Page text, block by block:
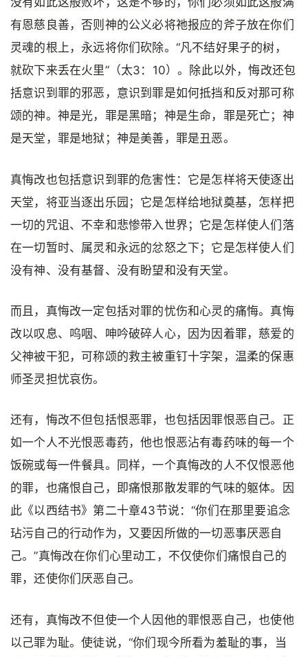
有恩慈良善，否则神的公义必将祂报应的斧子放在你们
灵魂的根上，永远将你们砍除。“凡不结好果子的树，
就砍下来丢在火里”（太3：10）。除此以外，悔改还包
括意识到罪的邪恶，意识到罪是如何抵挡和反对那可称
颂的神。神是光，罪是黑暗；神是生命，罪是死亡；神
是天堂，罪是地狱；神是美善，罪是丑恶。
真悔改也包括意识到罪的危害性：它是怎样将天使逐出
天堂，将亚当逐出乐园；它是怎样给地狱奠基，怎样把
一切的咒诅、不幸和悲惨带入世界；它是怎样使人们落
在一切暂时、属灵和永远的忿怒之下；它是怎样使人们
没有神、没有基督、没有盼望和没有天堂。
而且，真悔改一定包括对罪的忧伤和心灵的痛悔。真悔
改以叹息、呜咽、呻吟破碎人心，因为因着罪，慈爱的
父神被干犯，可称颂的救主被重钉十字架，温柔的保惠
师圣灵担忧哀伤。
还有，悔改不但包括恨恶罪，也包括因罪恨恶自己。正
如一个人不光恨恶毒药，他也恨恶沾有毒药味的每一个
饭碗或每一件餐具。同样，一个真悔改的人不仅恨恶他
的罪，也痛恨自己，即痛恨那散发罪的气味的躯体。因
此《以西结书》第二十章43节说：“你们在那里要追念
玷污自己的行动作为，又要因所做的一切恶事厌恶自
己。”真悔改在你们心里动工，不仅使你们痛恨自己的
罪，还使你们厌恶自己。
还有，真悔改不但使一个人因他的罪恨恶自己，也使他
以己罪为耻。使徒说，“你们现今所看为羞耻的事，当